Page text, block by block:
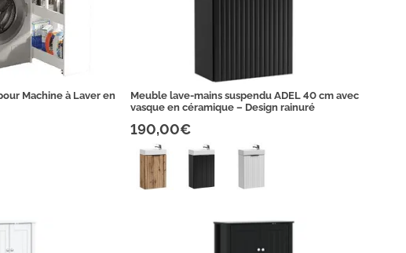
Machine à Laver en
Meuble lave-mains suspendu ADEL 40 cm avec
vasque en céramique – Design rainuré
190,00€